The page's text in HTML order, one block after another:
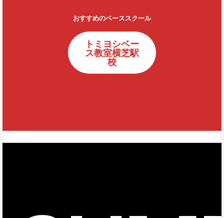
おすすめのベーススクール
トミヨシベー
ス教室横芝駅
校